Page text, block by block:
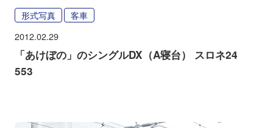
形式写真 客車
2012.02.29
「あけぼの」のシングルDX（A寝台） スロネ24
553